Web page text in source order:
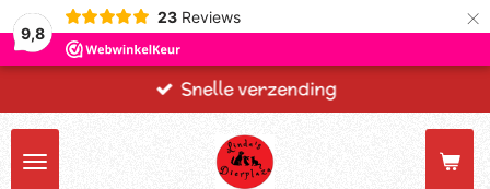
9,8
23 Reviews ×
Snelle verzending